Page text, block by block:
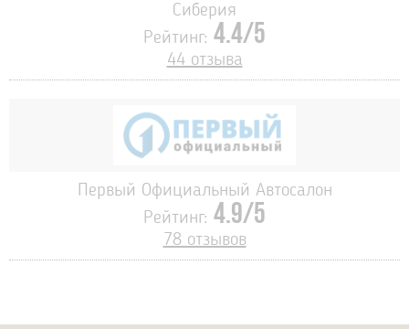
Сиберия
Рейтинг: 4.4/5
44 отзыва
Первый Официальный Автосалон
Рейтинг: 4.9/5
78 отзывов